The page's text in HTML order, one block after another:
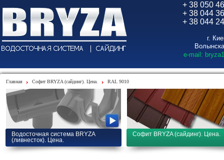
+ 38 050
+ 38 044
+ 38 044
г.
e-mail:
Главная Софит BRYZA (сайдинг). Цена. RAL 9010
Водосточная система BRYZA
(ливнесток). Цена.
Софит BRYZA (сайдинг). Цена.